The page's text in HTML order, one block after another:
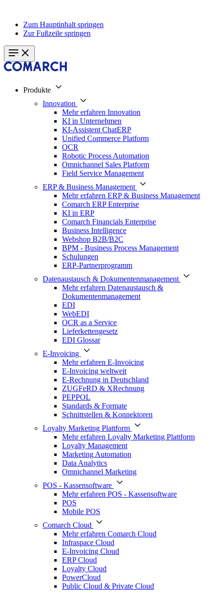
Zum Hauptinhalt springen
Zur Fußzeile springen
Produkte
Innovation
Mehr erfahren Innovation
KI in Unternehmen
KI-Assistent ChatERP
Unified Commerce Platform
OCR
Robotic Process Automation
Omnichannel Sales Platform
Field Service Management
ERP & Business Management
Mehr erfahren ERP & Business Management
Comarch ERP Enterprise
KI in ERP
Comarch Financials Enterprise
Business Intelligence
Webshop B2B/B2C
BPM - Business Process Management
Schulungen
ERP-Partnerprogramm
Datenaustausch & Dokumentenmanagement
Mehr erfahren Datenaustausch &
Dokumentenmanagement
EDI
WebEDI
OCR as a Service
Lieferkettengesetz
EDI Glossar
E-Invoicing
Mehr erfahren E-Invoicing
E-Invoicing weltweit
E-Rechnung in Deutschland
ZUGFeRD & XRechnung
PEPPOL
Standards & Formate
Schnittstellen & Konnektoren
Loyalty Marketing Plattform
Mehr erfahren Loyalty Marketing Plattform
Loyalty Management
Marketing Automation
Data Analytics
Omnichannel Marketing
POS - Kassensoftware
Mehr erfahren POS - Kassensoftware
POS
Mobile POS
Comarch Cloud
Mehr erfahren Comarch Cloud
Infraspace Cloud
E-Invoicing Cloud
ERP Cloud
Loyalty Cloud
PowerCloud
Public Cloud & Private Cloud